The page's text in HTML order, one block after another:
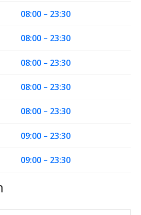
08:00 – 23:30
08:00 – 23:30
08:00 – 23:30
08:00 – 23:30
08:00 – 23:30
09:00 – 23:30
09:00 – 23:30